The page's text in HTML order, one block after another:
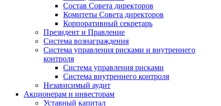
Состав Совета директоров
Комитеты Совета директоров
Корпоративный секретарь
Президент и Правление
Система вознаграждения
Система управления рисками и внутреннего
контроля
Система управления рисками
Система внутреннего контроля
Независимый аудит
Акционерам и инвесторам
Уставный капитал